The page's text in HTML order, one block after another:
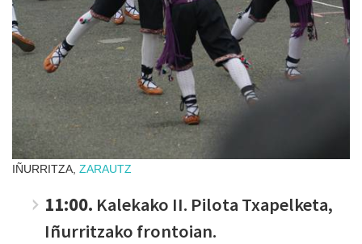
IÑURRITZA, ZARAUTZ
11:00. Kalekako II. Pilota Txapelketa,
Iñurritzako frontoian.